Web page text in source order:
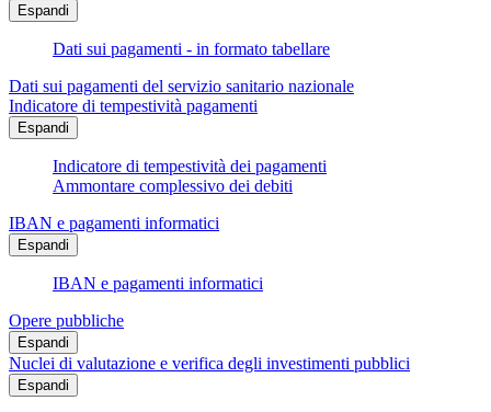
Espandi
Dati sui pagamenti - in formato tabellare
Dati sui pagamenti del servizio sanitario nazionale
Indicatore di tempestività pagamenti
Espandi
Indicatore di tempestività dei pagamenti
Ammontare complessivo dei debiti
IBAN e pagamenti informatici
Espandi
IBAN e pagamenti informatici
Opere pubbliche
Espandi
Nuclei di valutazione e verifica degli investimenti pubblici
Espandi